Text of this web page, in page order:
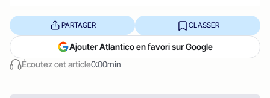
Écoutez cet article0:00min
PARTAGER CLASSER
Ajouter Atlantico en favori sur Google